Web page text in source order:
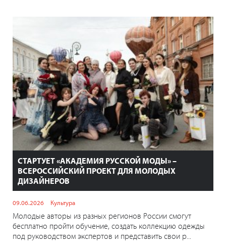
СТАРТУЕТ «АКАДЕМИЯ РУССКОЙ МОДЫ» –
ВСЕРОССИЙСКИЙ ПРОЕКТ ДЛЯ МОЛОДЫХ
ДИЗАЙНЕРОВ
09.06.2026 Культура
Молодые авторы из разных регионов России смогут
бесплатно пройти обучение, создать коллекцию одежды
под руководством экспертов и представить свои р...